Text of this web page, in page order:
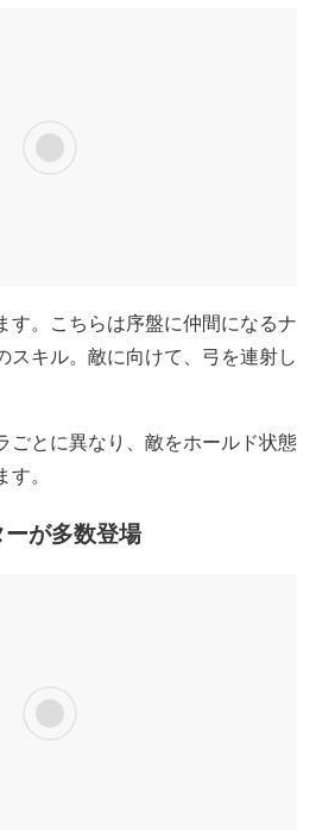
す。こちらは序盤に仲間になるナ
スキル。敵に向けて、弓を連射し
ごとに異なり、敵をホールド状態
。
が多数登場